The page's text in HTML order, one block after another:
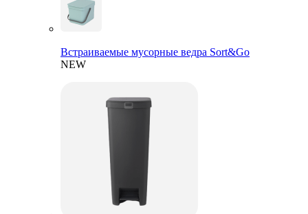
Встраиваемые мусорные ведра Sort&Go
NEW